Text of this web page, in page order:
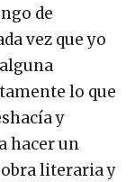
de
vez que yo
lo que
y
hacer un
literaria y